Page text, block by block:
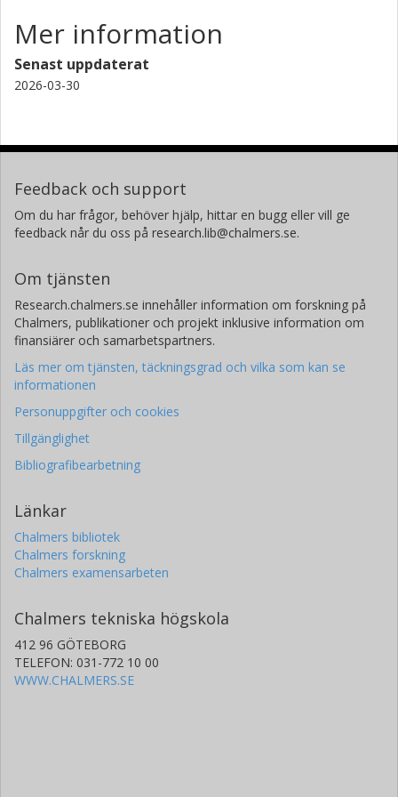
Mer information
Senast uppdaterat
2026-03-30
Feedback och support
Om du har frågor, behöver hjälp, hittar en bugg eller vill ge
feedback når du oss på research.lib@chalmers.se.
Om tjänsten
Research.chalmers.se innehåller information om forskning på
Chalmers, publikationer och projekt inklusive information om
finansiärer och samarbetspartners.
Läs mer om tjänsten, täckningsgrad och vilka som kan se
informationen
Personuppgifter och cookies
Tillgänglighet
Bibliografibearbetning
Länkar
Chalmers bibliotek
Chalmers forskning
Chalmers examensarbeten
Chalmers tekniska högskola
412 96 GÖTEBORG
TELEFON: 031-772 10 00
WWW.CHALMERS.SE